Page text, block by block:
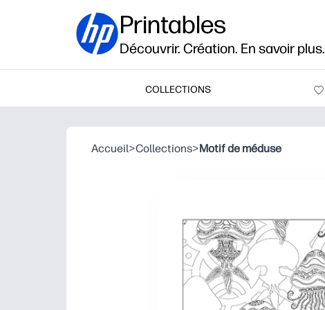
Printables
Découvrir. Création. En savoir plus.
COLLECTIONS
Accueil>Collections>Motif de méduse